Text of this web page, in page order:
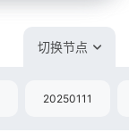
切换节点
20250111